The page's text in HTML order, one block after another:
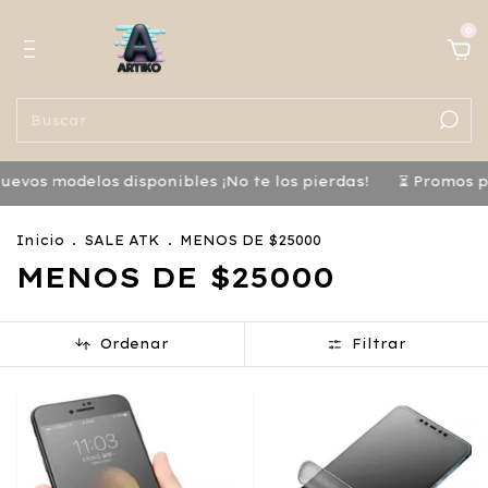
0
disponibles ¡No te los pierdas! ⏳ Promos por
Inicio . SALE ATK . MENOS DE $25000
MENOS DE $25000
Ordenar Filtrar